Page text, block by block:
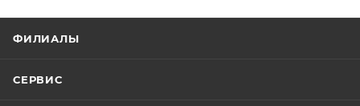
ФИЛИАЛЫ
СЕРВИС